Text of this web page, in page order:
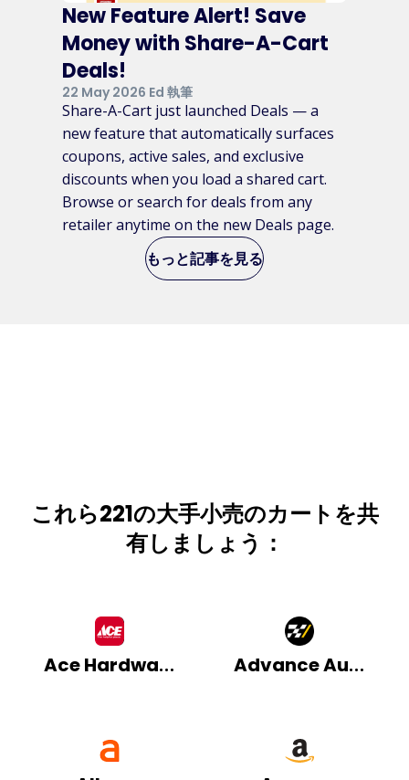
New Feature Alert! Save
Money with Share-A-Cart
Deals!
22 May 2026 Ed 執筆
Share-A-Cart just launched Deals — a
new feature that automatically surfaces
coupons, active sales, and exclusive
discounts when you load a shared cart.
Browse or search for deals from any
retailer anytime on the new Deals page.
もっと記事を見る
これら221の大手小売のカートを共
有しましょう：
Ace Hardware Advance Auto Parts